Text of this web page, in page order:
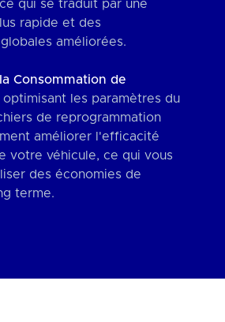
qui se traduit par une
rapide et des
améliorées.
Consommation de
optimisant les paramètres du
de reprogrammation
améliorer l'efficacité
votre véhicule, ce qui vous
des économies de
terme.